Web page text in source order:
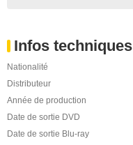
Infos techniques
Nationalité
Distributeur
Année de production
Date de sortie DVD
Date de sortie Blu-ray